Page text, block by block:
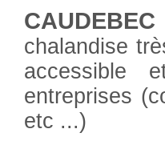
chalandise
accessible
entreprises
etc ...)